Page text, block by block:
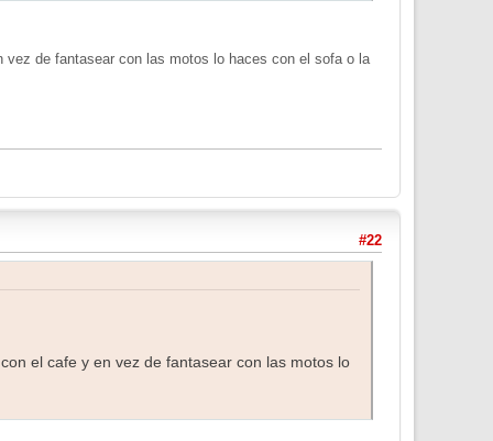
de fantasear con las motos lo haces con el sofa o la
#22
el cafe y en vez de fantasear con las motos lo